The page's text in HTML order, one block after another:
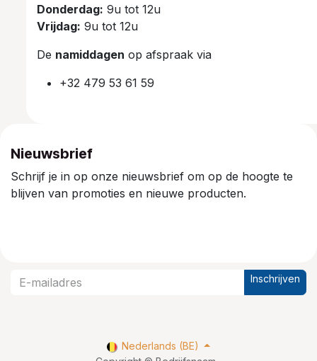
Donderdag: 9u tot 12u
Vrijdag: 9u tot 12u
De namiddagen op afspraak via
+32 479 53 61 59
Nieuwsbrief
Schrijf je in op onze nieuwsbrief om op de hoogte te
blijven van promoties en nieuwe producten.
Inschrijven
Nederlands (BE)